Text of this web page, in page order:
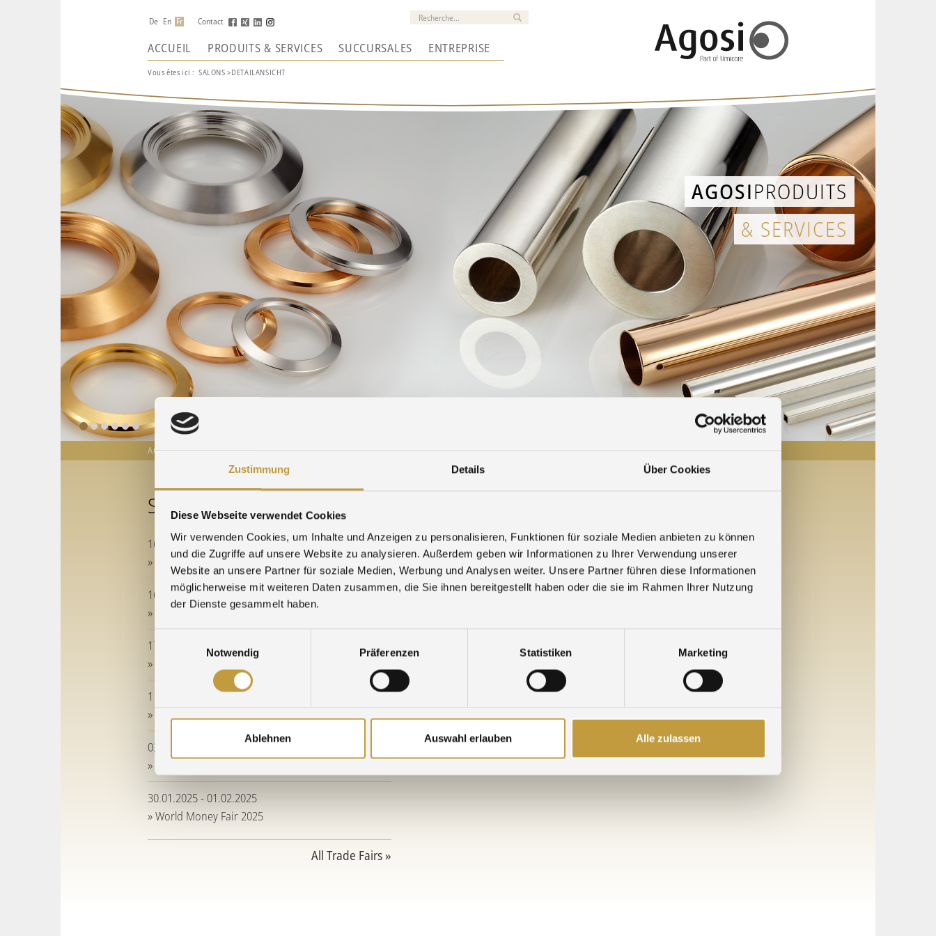
Zustimmung Details Über Cookies
Diese Webseite verwendet Cookies
Wir verwenden Cookies, um Inhalte und Anzeigen zu personalisieren, Funktionen für soziale Medien anbieten zu können
und die Zugriffe auf unsere Website zu analysieren. Außerdem geben wir Informationen zu Ihrer Verwendung unserer
Website an unsere Partner für soziale Medien, Werbung und Analysen weiter. Unsere Partner führen diese Informationen
möglicherweise mit weiteren Daten zusammen, die Sie ihnen bereitgestellt haben oder die sie im Rahmen Ihrer Nutzung
der Dienste gesammelt haben.
Notwendig
Präferenzen Statistiken Marketing
Ablehnen Auswahl erlauben Alle zulassen
De En Fr Contact
ACCUEIL PRODUITS & SERVICES SUCCURSALES ENTREPRISE
Vous êtes ici : SALONS >DETAILANSICHT
AGOSIPRODUITS
& SERVICES
ACTUALITÉS COURS DES MÉTAUX
SALONS
16.06.2026 - 19.06.2026
» EPHJ 2026
16.06.2026 - 18.06.2026
» Stanztec 2026
17.06.2026 - 18.06.2026
» E-Waste World 2026
11.06.2025 - 12.06.2025
» E-Waste World 2025
03.06.2025 - 06.06.2025
» EPHJ 2025
30.01.2025 - 01.02.2025
» World Money Fair 2025
All Trade Fairs »
Bienvenue à Berlin!
Visitez nous :Convention Hall 1 / Booth C16
World Money Fair